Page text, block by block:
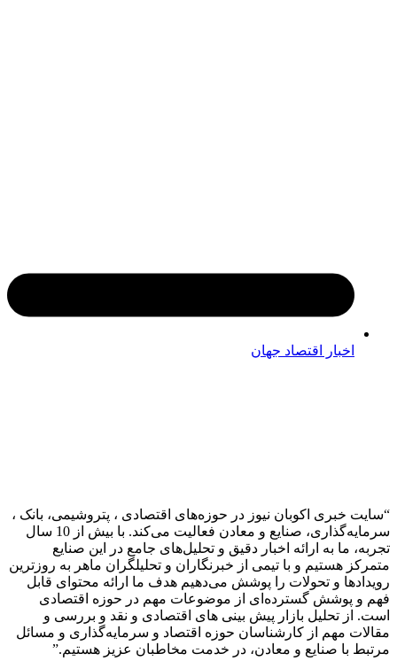
اخبار اقتصاد جهان
خبری اکوبان نیوز در حوزه‌های اقتصادی ، پتروشیمی، بانک ،
سرمایه‌گذاری، صنایع و معادن فعالیت می‌کند. با بیش از 10 سال
ما به ارائه اخبار دقیق و تحلیل‌های جامع در این صنایع
هستیم و با تیمی از خبرنگاران و تحلیلگران ماهر به روزترین
و تحولات را پوشش می‌دهیم هدف ما ارائه محتوای قابل
پوشش گسترده‌ای از موضوعات مهم در حوزه اقتصادی
تحلیل بازار پیش بینی های اقتصادی و نقد و بررسی و
مهم از کارشناسان حوزه اقتصاد و سرمایه‌گذاری و مسائل
با صنایع و معادن، در خدمت مخاطبان عزیز هستیم.”